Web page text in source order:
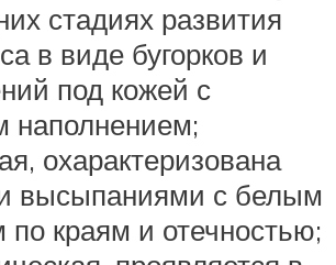
стадиях развития
в виде бугорков и
под кожей с
наполнением;
охарактеризована
высыпаниями с белым
по краям и отечностью;